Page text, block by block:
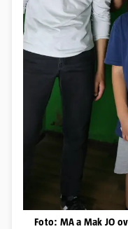
Foto: MA a Mak JO